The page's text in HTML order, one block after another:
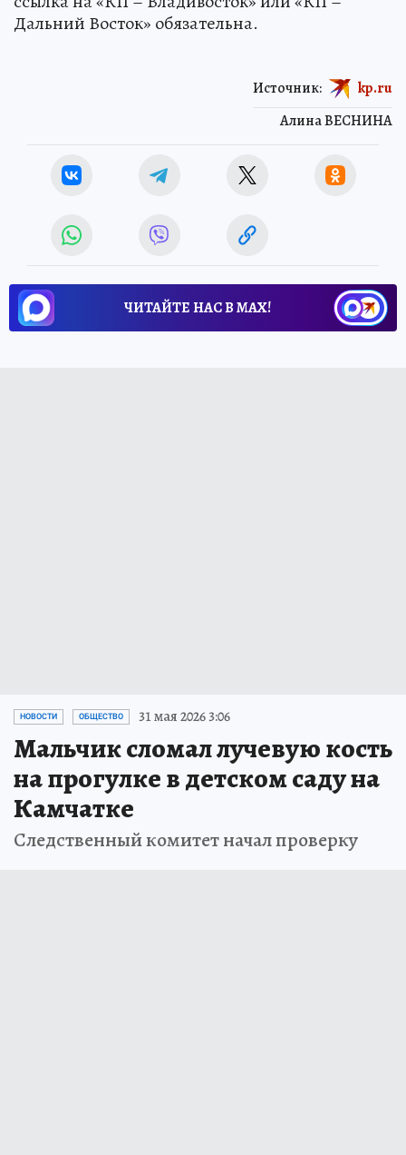
Дальний Восток» обязательна.
Алина ВЕСНИНА
Источник: kp.ru
ЧИТАЙТЕ НАС В МАХ!
НОВОСТИ ОБЩЕСТВО 31 мая 2026 3:06
Мальчик сломал лучевую кость
на прогулке в детском саду на
Камчатке
Следственный комитет начал проверку